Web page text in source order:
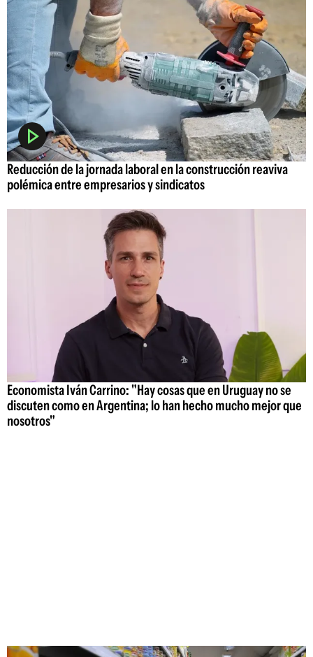
Reducción de la jornada laboral en la construcción reaviva
polémica entre empresarios y sindicatos
Economista Iván Carrino: "Hay cosas que en Uruguay no se
discuten como en Argentina; lo han hecho mucho mejor que
nosotros"